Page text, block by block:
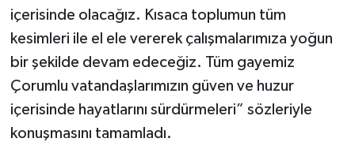
içerisinde olacağız. Kısaca toplumun tüm
kesimleri ile el ele vererek çalışmalarımıza yoğun
bir şekilde devam edeceğiz. Tüm gayemiz
Çorumlu vatandaşlarımızın güven ve huzur
içerisinde hayatlarını sürdürmeleri” sözleriyle
konuşmasını tamamladı.